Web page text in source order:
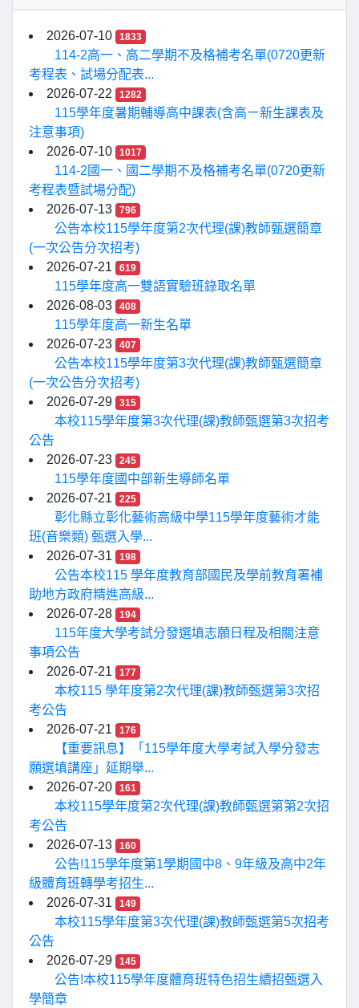
2026-07-10 1833
114-2高一、高二學期不及格補考名單(0720更新
考程表、試場分配表...
2026-07-22
1282
115學年度暑期輔導高中課表(含高ㄧ新生課表及
注意事項)
2026-07-10
1017
114-2國一、國二學期不及格補考名單(0720更新
考程表暨試場分配)
2026-07-13
796
公告本校115學年度第2次代理(課)教師甄選簡章
(一次公告分次招考)
2026-07-21
619
115學年度高一雙語實驗班錄取名單
2026-08-03
408
115學年度高一新生名單
2026-07-23
407
公告本校115學年度第3次代理(課)教師甄選簡章
(一次公告分次招考)
2026-07-29
315
本校115學年度第3次代理(課)教師甄選第3次招考
公告
2026-07-23
245
115學年度國中部新生導師名單
2026-07-21
225
彰化縣立彰化藝術高級中學115學年度藝術才能
班(音樂類) 甄選入學...
2026-07-31
198
公告本校115 學年度教育部國民及學前教育署補
助地方政府精進高級...
2026-07-28
194
115年度大學考試分發選填志願日程及相關注意
事項公告
2026-07-21
177
本校115 學年度第2次代理(課)教師甄選第3次招
考公告
2026-07-21
176
【重要訊息】「115學年度大學考試入學分發志
願選填講座」延期舉...
2026-07-20
161
本校115學年度第2次代理(課)教師甄選第第2次招
考公告
2026-07-13
160
公告!115學年度第1學期國中8、9年級及高中2年
級體育班轉學考招生...
2026-07-31
149
本校115學年度第3次代理(課)教師甄選第5次招考
公告
2026-07-29
145
公告!本校115學年度體育班特色招生續招甄選入
學簡章